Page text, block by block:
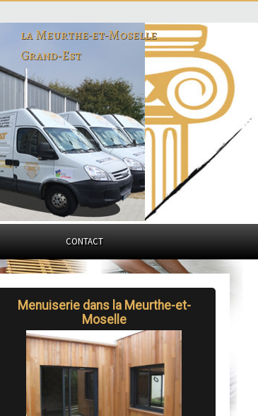
la Meurthe-et-Moselle
Grand-Est
CONTACT
Menuiserie dans la Meurthe-et-
Moselle